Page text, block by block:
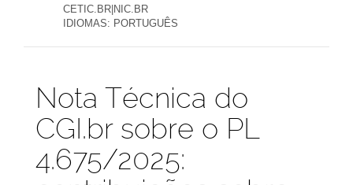
CETIC.BR|NIC.BR
IDIOMAS: PORTUGUÊS
Publicações
Nota Técnica do
CGI.br sobre o PL
4.675/2025: